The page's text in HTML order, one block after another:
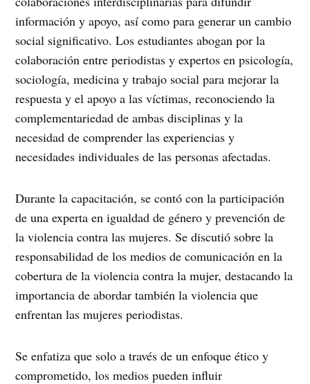
información y apoyo, así como para generar un cambio
social significativo. Los estudiantes abogan por la
colaboración entre periodistas y expertos en psicología,
sociología, medicina y trabajo social para mejorar la
respuesta y el apoyo a las víctimas, reconociendo la
complementariedad de ambas disciplinas y la
necesidad de comprender las experiencias y
necesidades individuales de las personas afectadas.
Durante la capacitación, se contó con la participación
de una experta en igualdad de género y prevención de
la violencia contra las mujeres. Se discutió sobre la
responsabilidad de los medios de comunicación en la
cobertura de la violencia contra la mujer, destacando la
importancia de abordar también la violencia que
enfrentan las mujeres periodistas.
Se enfatiza que solo a través de un enfoque ético y
comprometido, los medios pueden influir